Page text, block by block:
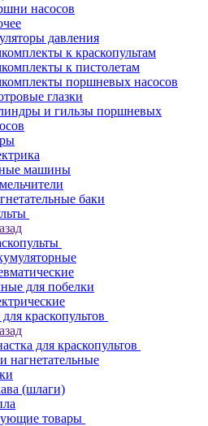
насосов
давления
к краскопультам
к пистолетам
поршневых насосов
глазки
и гильзы поршневых
машины
баки
для побелки
краскопультов
для краскопультов
нагнетательные
(шлаги)
товары